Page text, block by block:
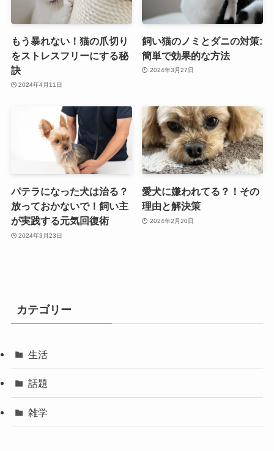
もう暴れない！猫の爪切り
をストレスフリーにする秘
訣
2024年4月11日
飼い猫のノミとダニの対策:
簡単で効果的な方法
2024年3月27日
パテラになった犬は治る？
放っておかないで！飼い主
が実践する元気回復術
2024年3月23日
愛犬に嫌われてる？！その
理由と解決策
2024年2月20日
カテゴリー
生活
話題
雑学